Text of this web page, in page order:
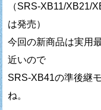
（SRS-XB11/XB21/
は発売）
今回の新商品は実用
近いので
SRS-XB41の準後継
ね。